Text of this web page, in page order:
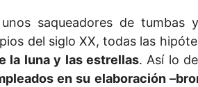
saqueadores de
del siglo XX, todas las
la luna y las estrellas. Así lo
en su elaboración